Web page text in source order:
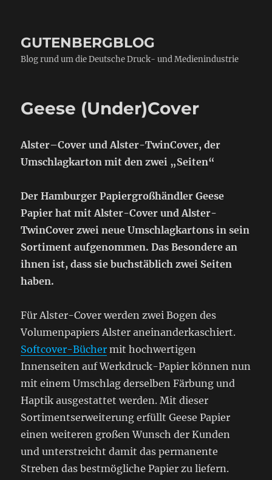
GUTENBERGBLOG
Blog rund um die Deutsche Druck- und Medienindustrie
Geese (Under)Cover
Alster–Cover und Alster-TwinCover, der
Umschlagkarton mit den zwei „Seiten“
Der Hamburger Papiergroßhändler Geese
Papier hat mit Alster-Cover und Alster-
TwinCover zwei neue Umschlagkartons in sein
Sortiment aufgenommen. Das Besondere an
ihnen ist, dass sie buchstäblich zwei Seiten
haben.
Für Alster-Cover werden zwei Bogen des
Volumenpapiers Alster aneinanderkaschiert.
Softcover-Bücher mit hochwertigen
Innenseiten auf Werkdruck-Papier können nun
mit einem Umschlag derselben Färbung und
Haptik ausgestattet werden. Mit dieser
Sortimentserweiterung erfüllt Geese Papier
einen weiteren großen Wunsch der Kunden
und unterstreicht damit das permanente
Streben das bestmögliche Papier zu liefern.